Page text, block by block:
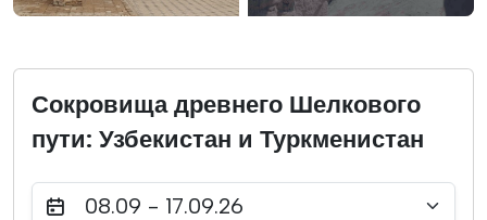
Сокровища древнего Шелкового
пути: Узбекистан и Туркменистан
08.09 - 17.09.26